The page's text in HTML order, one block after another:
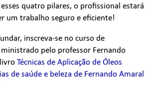
quatro pilares, o profissional estará
um trabalho seguro e eficiente!
inscreva-se no curso de
ministrado pelo professor Fernando
Técnicas de Aplicação de Óleos
de saúde e beleza de Fernando Amaral